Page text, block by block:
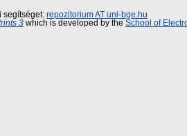
segítséget: repozitorium AT uni-bge.hu
3 which is developed by the School of